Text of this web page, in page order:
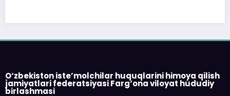
O‘zbekiston iste’molchilar huquqlarini himoya qilish
jamiyatlari federatsiyasi Farg‘ona viloyat hududiy
birlashmasi